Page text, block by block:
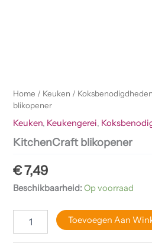
Home / Keuken / Koksbenodigdheden
blikopener
Keuken, Keukengerei,
KitchenCraft blikopener
€7,49
Beschikbaarheid:Op voorraad
Toevoegen Aan